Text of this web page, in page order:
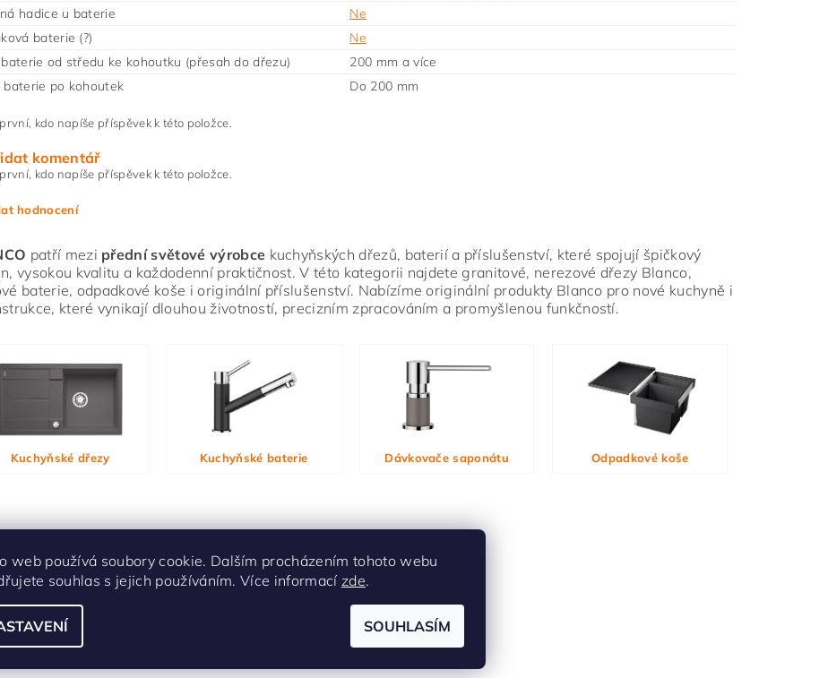
hadice u baterie
Ne
baterie (?)
Ne
od středu ke kohoutku (přesah do dřezu)
200 mm a více
baterie po kohoutek
Do 200 mm
kdo napíše příspěvek k této položce.
komentář
kdo napíše příspěvek k této položce.
hodnocení
hodnocení souhlasíte s
patří mezi přední světové výrobce kuchyňských dřezů, baterií a příslušenství, které spojují špičkový
vysokou kvalitu a každodenní praktičnost. V této kategorii najdete granitové, nerezové dřezy Blanco,
baterie, odpadkové koše i originální příslušenství. Nabízíme originální produkty Blanco pro nové kuchyně i
které vynikají dlouhou životností, precizním zpracováním a promyšlenou funkčností.
Kuchyňské dřezy Kuchyňské baterie Dávkovače saponátu Odpadkové koše
web používá soubory cookie. Dalším procházením tohoto webu
souhlas s jejich používáním. Více informací zde.
SOUHLASÍM